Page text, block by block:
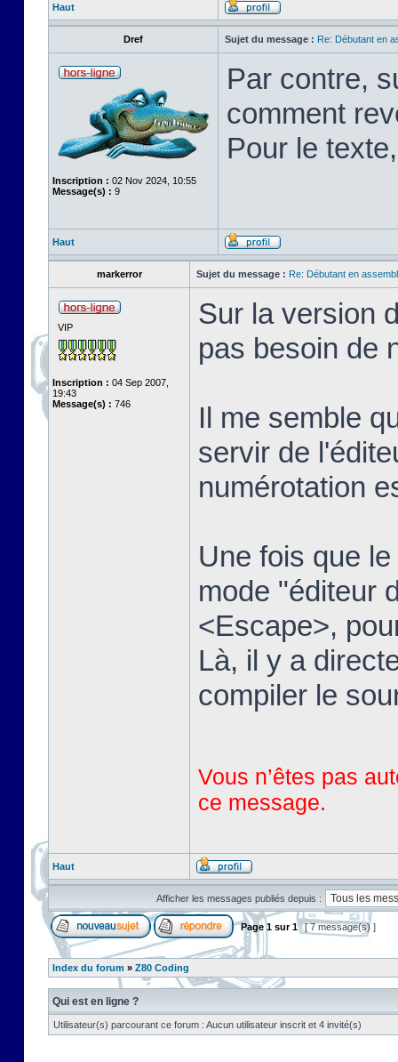
Haut
Dref Sujet du message : Re: Débutant en
Inscription : 02 Nov 2024, 10:55
Message(s) : 9
Par contre,
comment
Pour le
Haut
markerror Sujet du message : Re: Débutant en
VIP
Inscription : 04 Sep 2007,
19:43
Message(s) : 746
Sur la version
pas besoin de
Il me semble
servir de
numérotation
Une fois que
mode "éditeur
<Escape>,
Là, il y a
compiler le
Vous n’êtes pas
ce message.
Haut
Afficher les messages publiés depuis :
Page1 sur1 [ 7 message(s) ]
Index du forum » Z80 Coding
Qui est en ligne ?
Utilisateur(s) parcourant ce forum : Aucun utilisateur inscrit et 4 invité(s)